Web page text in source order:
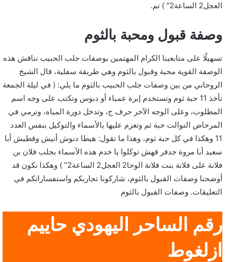
العجل2 الساعة2″ ) تم.
وصفة قبول ومحبة بالثوم
تسهيلًا على متابعينا الكرام المهتمين بوصفات جلب الحبيب نناقش هذه
الوصفة القوية محبة وقبول بالثوم وهي طريقة سفلية، قال الشيخ
الروحاني من بين وصفات جلب الحبيب بالثوم ما يلي: ( في ليلة الجمعة
تأخذ 11 حبة ثوم وتستخدم إبرة عمياء أو دبوس وتكتب على وجه اسم
المطلوب، وعلى الوجه الآخر حرف ج، وتدخل دورة المياه، وترمي في
المرحاض التوالت حبة ثم وتعزم عليها بالأسماء والتوكيل بنفس العدد
11 وهكذا في كل حبة ثوم، وهذا ما تقول: هيطا دنوش أنيش وقطيش أبا
سعيد أبا مروة جدفر قهش توكلوا يا خدم هذه الأسماء بجلب فلان بن
فلانة على فلانة بنت فلانة الوحا2 العجل2 الساعة2″ ) وهكذا نكون قد
أوضحنا وصفات القبول بالثوم، شاركونا تجاربكم واستفساراتكم في
التعليقات. وصفات القبول بالثوم
رقم الساحر اليهودي حاييم
ازلغوط